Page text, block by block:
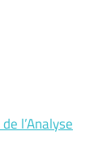
l’Analyse